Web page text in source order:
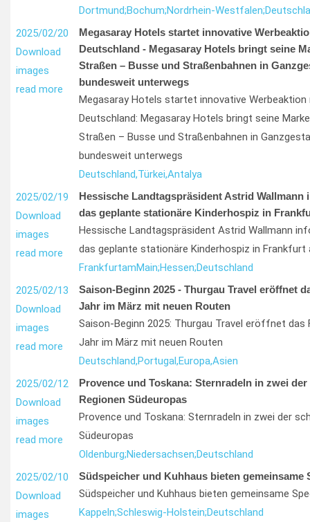
Dortmund;Bochum;Nordrhein-Westfalen;
2025/02/20
Download
images
read more
Megasaray Hotels startet innovative
Deutschland - Megasaray Hotels bringt seine
Straßen – Busse und Straßenbahnen in
bundesweit unterwegs
Megasaray Hotels startet innovative
Deutschland: Megasaray Hotels bringt seine
Straßen – Busse und Straßenbahnen in
bundesweit unterwegs
Deutschland,Türkei,Antalya
2025/02/19
Download
images
read more
Hessische Landtagspräsident Astrid Wallmann
das geplante stationäre Kinderhospiz in
Hessische Landtagspräsident Astrid Wallmann
das geplante stationäre Kinderhospiz in Frankfurt
FrankfurtamMain;Hessen;Deutschland
2025/02/13
Download
images
read more
Saison-Beginn 2025 - Thurgau Travel eröffnet
Jahr im März mit neuen Routen
Saison-Beginn 2025: Thurgau Travel eröffnet
Jahr im März mit neuen Routen
Deutschland,Portugal,Europa,Asien
2025/02/12
Download
images
read more
Provence und Toskana: Sternradeln in zwei
Regionen Südeuropas
Provence und Toskana: Sternradeln in zwei der
Südeuropas
Oldenburg;Niedersachsen;Deutschland
2025/02/10
Download
images
Südspeicher und Kuhhaus bieten gemeinsame
Südspeicher und Kuhhaus bieten gemeinsame
Kappeln;Schleswig-Holstein;Deutschland